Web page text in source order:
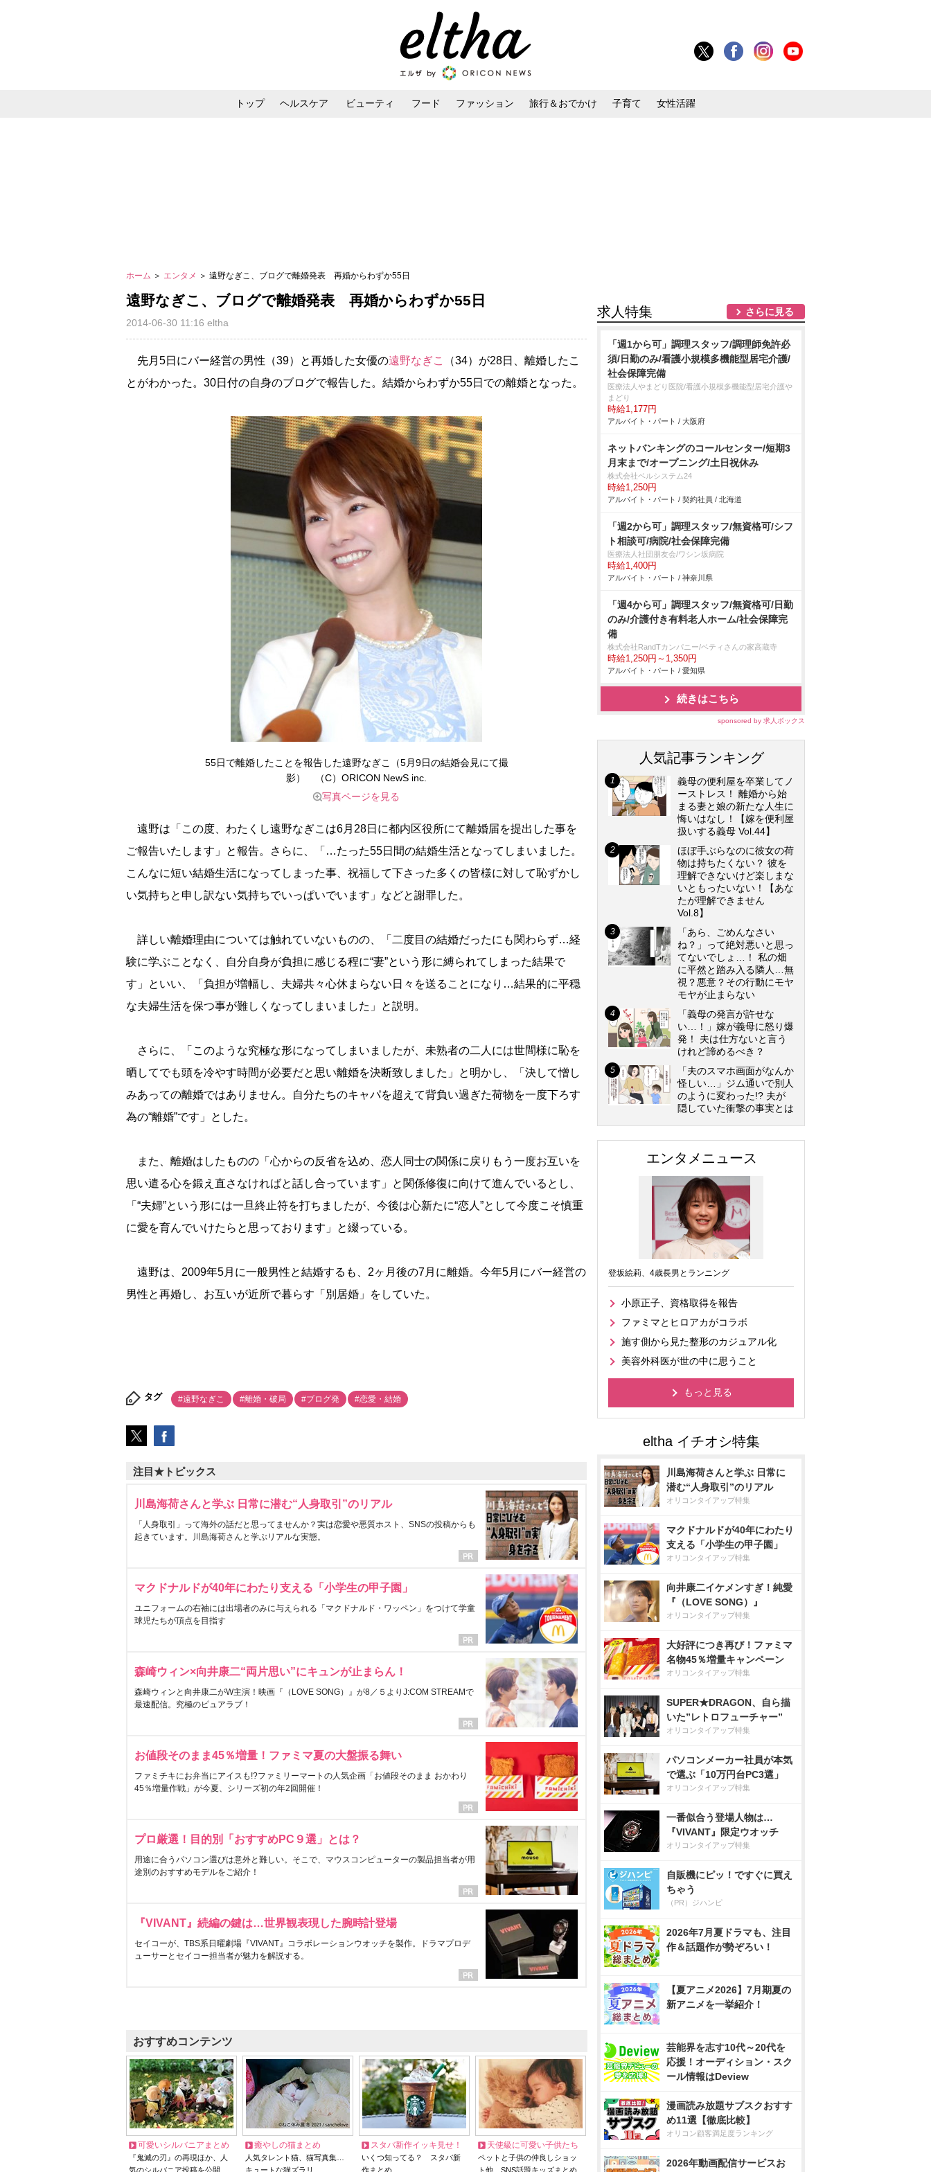
トップ ヘルスケア ビューティ フード ファッション 旅行＆おでかけ 子育て 女性活躍
ホーム ＞ エンタメ ＞ 遠野なぎこ、ブログで離婚発表 再婚からわずか55日
遠野なぎこ、ブログで離婚発表 再婚からわずか55日
2014-06-30 11:16 eltha
先月5日にバー経営の男性（39）と再婚した女優の遠野なぎこ
（34）が28日、離婚したこ
とがわかった。30日付の自身のブログで報告した。結婚からわずか55日での離婚となった。
55日で離婚したことを報告した遠野なぎこ（5月9日の結婚会見にて撮
影） （C）ORICON NewS inc.
写真ページを見る
遠野は「この度、わたくし遠野なぎこは6月28日に都内区役所にて離婚届を提出した事を
ご報告いたします」と報告。さらに、「…たった55日間の結婚生活となってしまいました。
こんなに短い結婚生活になってしまった事、祝福して下さった多くの皆様に対して恥ずかし
い気持ちと申し訳ない気持ちでいっぱいでいます」などと謝罪した。
詳しい離婚理由については触れていないものの、「二度目の結婚だったにも関わらず…経
験に学ぶことなく、自分自身が負担に感じる程に“妻”という形に縛られてしまった結果で
す」といい、「負担が増幅し、夫婦共々心休まらない日々を送ることになり…結果的に平穏
な夫婦生活を保つ事が難しくなってしまいました」と説明。
さらに、「このような究極な形になってしまいましたが、未熟者の二人には世間様に恥を
晒してでも頭を冷やす時間が必要だと思い離婚を決断致しました」と明かし、「決して憎し
みあっての離婚ではありません。自分たちのキャパを超えて背負い過ぎた荷物を一度下ろす
為の“離婚”です」とした。
また、離婚はしたものの「心からの反省を込め、恋人同士の関係に戻りもう一度お互いを
思い遣る心を鍛え直さなければと話し合っています」と関係修復に向けて進んでいるとし、
「“夫婦”という形には一旦終止符を打ちましたが、今後は心新たに“恋人”として今度こそ慎重
に愛を育んでいけたらと思っております」と綴っている。
遠野は、2009年5月に一般男性と結婚するも、2ヶ月後の7月に離婚。今年5月にバー経営の
男性と再婚し、お互いが近所で暮らす「別居婚」をしていた。
タグ #遠野なぎこ #離婚・破局 #ブログ発 #恋愛・結婚
注目★トピックス
川島海荷さんと学ぶ 日常に潜む“人身取引”のリアル
「人身取引」って海外の話だと思ってませんか？実は恋愛や悪質ホスト、SNSの投稿からも
起きています。川島海荷さんと学ぶリアルな実態。
マクドナルドが40年にわたり支える「小学生の甲子園」
ユニフォームの右袖には出場者のみに与えられる「マクドナルド・ワッペン」をつけて学童
球児たちが頂点を目指す
森崎ウィン×向井康二“両片思い”にキュンが止まらん！
森崎ウィンと向井康二がW主演！映画『（LOVE SONG）』が8／５よりJ:COM STREAMで
最速配信。究極のピュアラブ！
お値段そのまま45％増量！ファミマ夏の大盤振る舞い
ファミチキにお弁当にアイスも!?ファミリーマートの人気企画「お値段そのまま おかわり
45％増量作戦」が今夏、シリーズ初の年2回開催！
プロ厳選！目的別「おすすめPC９選」とは？
用途に合うパソコン選びは意外と難しい。そこで、マウスコンピューターの製品担当者が用
途別のおすすめモデルをご紹介！
『VIVANT』続編の鍵は…世界観表現した腕時計登場
セイコーが、TBS系日曜劇場『VIVANT』コラボレーションウオッチを製作。ドラマプロデ
ューサーとセイコー担当者が魅力を解説する。
おすすめコンテンツ
可愛いシルバニアまとめ
『鬼滅の刃』の再現ほか、人
気のシルバニア投稿を公開
癒やしの猫まとめ
人気タレント猫、猫写真集…
キュートな猫ズラリ
スタバ新作イッキ見せ！
いくつ知ってる？ スタバ新
作まとめ
天使級に可愛い子供たち
ペットと子供の仲良しショッ
ト他、SNS話題キッズまとめ
求人特集 さらに見る
「週1から可」調理スタッフ/調理師免許必
須/日勤のみ/看護小規模多機能型居宅介護/
社会保障完備
医療法人やまどり医院/看護小規模多機能型居宅介護
まどり
時給1,177円
アルバイト・パート / 大阪府
ネットバンキングのコールセンター/短期3
月末まで/オープニング/土日祝休み
株式会社ベルシステム24
時給1,250円
アルバイト・パート / 契約社員 / 北海道
「週2から可」調理スタッフ/無資格可/シフ
ト相談可/病院/社会保障完備
医療法人社団朋友会/ワシン坂病院
時給1,400円
アルバイト・パート / 神奈川県
「週4から可」調理スタッフ/無資格可/日勤
のみ/介護付き有料老人ホーム/社会保障完
備
株式会社RandTカンパニー/ベティさんの家高蔵寺
時給1,250円～1,350円
アルバイト・パート / 愛知県
続きはこちら
sponsored by 求人ボックス
人気記事ランキング
義母の便利屋を卒業してノ
ーストレス！ 離婚から始
まる妻と娘の新たな人生に
悔いはなし！【嫁を便利屋
扱いする義母 Vol.44】
ほぼ手ぶらなのに彼女の荷
物は持ちたくない？ 彼を
理解できないけど楽しまな
いともったいない！【あな
たが理解できません
Vol.8】
「あら、ごめんなさい
ね？」って絶対悪いと思っ
てないでしょ…！ 私の畑
に平然と踏み入る隣人…無
視？悪意？その行動にモヤ
モヤが止まらない
「義母の発言が許せな
い…！」嫁が義母に怒り爆
発！ 夫は仕方ないと言う
けれど諦めるべき？
「夫のスマホ画面がなんか
怪しい…」ジム通いで別人
のように変わった!? 夫が
隠していた衝撃の事実とは
エンタメニュース
登坂絵莉、4歳長男とランニング
小原正子、資格取得を報告
ファミマとヒロアカがコラボ
施す側から見た整形のカジュアル化
美容外科医が世の中に思うこと
もっと見る
川島海荷さんと学ぶ 日常に
潜む“人身取引”のリアル
オリコンタイアップ特集
マクドナルドが40年にわたり
支える「小学生の甲子園」
オリコンタイアップ特集
向井康二イケメンすぎ！純愛
『（LOVE SONG）』
オリコンタイアップ特集
大好評につき再び！ファミマ
名物45％増量キャンペーン
オリコンタイアップ特集
SUPER★DRAGON、自ら描
いた”レトロフューチャー”
オリコンタイアップ特集
パソコンメーカー社員が本気
で選ぶ「10万円台PC3選」
オリコンタイアップ特集
一番似合う登場人物は…
『VIVANT』限定ウオッチ
オリコンタイアップ特集
自販機にピッ！ですぐに買え
ちゃう
（PR）ジハンピ
2026年7月夏ドラマも、注目
作＆話題作が勢ぞろい！
【夏アニメ2026】7月期夏の
新アニメを一挙紹介！
芸能界を志す10代～20代を
応援！オーディション・スク
ール情報はDeview
漫画読み放題サブスクおすす
め11選【徹底比較】
オリコン顧客満足度ランキング
2026年動画配信サービスお